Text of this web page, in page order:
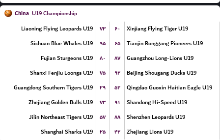
China U19 Championship
Liaoning Flying Leopards U19
۷۳ ۶۰
Xinjiang Flying Tiger U19
Sichuan Blue Whales U19
۹۵ ۶۵
Tianjin Ronggang Pioneers U19
Fujian Sturgeons U19
۸۰ ۸۷
Guangzhou Long-Lions U19
Shanxi Fenjiu Loongs U19
۷۵ ۹۲
Beijing Shougang Ducks U19
Guangdong Southern Tigers U19
۲۹ ۵۲
Qingdao Guoxin Haitian Eagle U19
Zhejiang Golden Bulls U19
۷۳ ۹۱
Shandong Hi-Speed U19
Jilin Northeast Tigers U19
۵۷ ۸۸
Shenzhen Leopards U19
Shanghai Sharks U19
۲۵ ۴۲ Zhejiang Lions U19